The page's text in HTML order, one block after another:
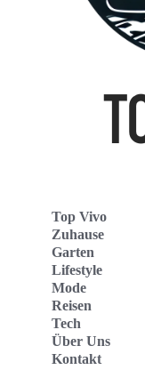
Top Vivo
Zuhause
Garten
Lifestyle
Mode
Reisen
Tech
Über Uns
Kontakt